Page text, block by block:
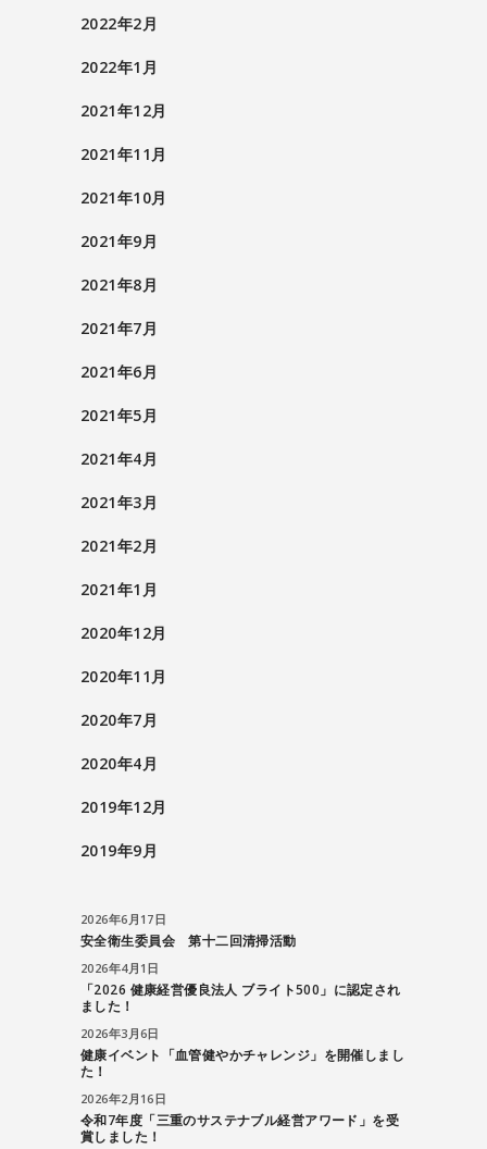
2022年2月
2022年1月
2021年12月
2021年11月
2021年10月
2021年9月
2021年8月
2021年7月
2021年6月
2021年5月
2021年4月
2021年3月
2021年2月
2021年1月
2020年12月
2020年11月
2020年7月
2020年4月
2019年12月
2019年9月
2026年6月17日
安全衛生委員会 第十二回清掃活動
2026年4月1日
「2026 健康経営優良法人 ブライト500」に認定され
ました！
2026年3月6日
健康イベント「血管健やかチャレンジ」を開催しまし
た！
2026年2月16日
令和7年度「三重のサステナブル経営アワード」を受
賞しました！